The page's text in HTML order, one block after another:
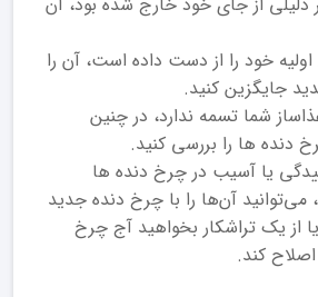
خود را از دست داده است، آن را
جایگزین کنید.
شما تسمه ندارد، در چنین
دنده‌ ها را بررسی کنید.
یا آسیب در چرخ‌ دنده‌ ها
می‌توانید آن‌‌‌‌‌‌‌‌ها را با چرخ ‌دنده جدید
از یک تراشکار بخواهید آج چرخ
اصلاح کند.